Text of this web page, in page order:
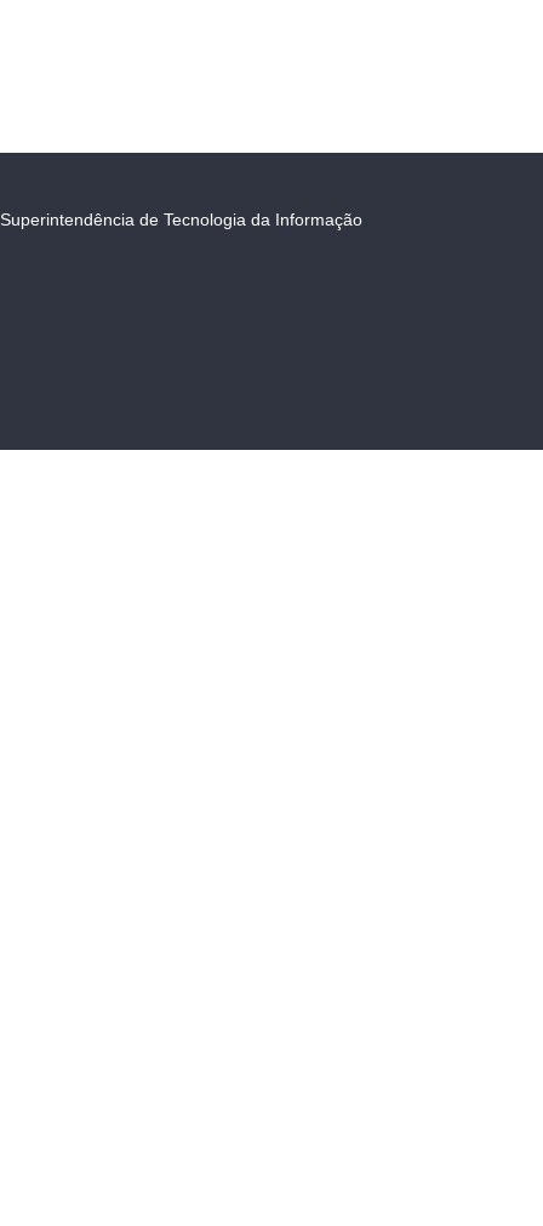
Superintendência de Tecnologia da Informação